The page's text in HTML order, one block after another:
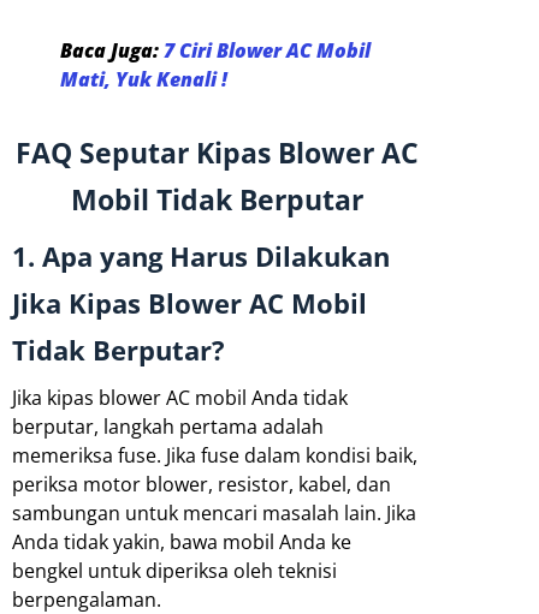
Baca Juga:7 Ciri Blower AC Mobil
Mati, Yuk Kenali !
FAQ Seputar Kipas Blower AC
Mobil Tidak Berputar
1. Apa yang Harus Dilakukan
Jika Kipas Blower AC Mobil
Tidak Berputar?
Jika kipas blower AC mobil Anda tidak
berputar, langkah pertama adalah
memeriksa fuse. Jika fuse dalam kondisi baik,
periksa motor blower, resistor, kabel, dan
sambungan untuk mencari masalah lain. Jika
Anda tidak yakin, bawa mobil Anda ke
bengkel untuk diperiksa oleh teknisi
berpengalaman.